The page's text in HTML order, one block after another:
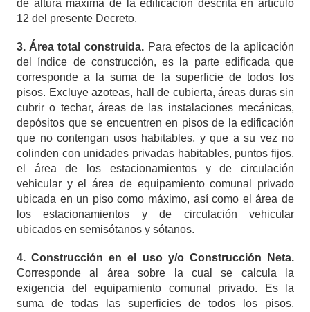
de altura máxima de la edificación descrita en artículo
12 del presente Decreto.
3. Área total construida. Para efectos de la aplicación
del índice de construcción, es la parte edificada que
corresponde a la suma de la superficie de todos los
pisos. Excluye azoteas, hall de cubierta, áreas duras sin
cubrir o techar, áreas de las instalaciones mecánicas,
depósitos que se encuentren en pisos de la edificación
que no contengan usos habitables, y que a su vez no
colinden con unidades privadas habitables, puntos fijos,
el área de los estacionamientos y de circulación
vehicular y el área de equipamiento comunal privado
ubicada en un piso como máximo, así como el área de
los estacionamientos y de circulación vehicular
ubicados en semisótanos y sótanos.
4. Construcción en el uso y/o Construcción Neta.
Corresponde al área sobre la cual se calcula la
exigencia del equipamiento comunal privado. Es la
suma de todas las superficies de todos los pisos.